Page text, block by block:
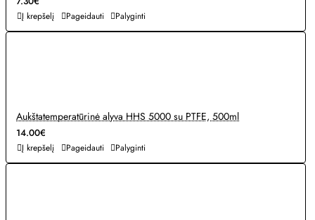
Į krepšelį Pageidauti Palyginti
Aukštatemperatūrinė alyva HHS 5000 su PTFE, 500ml
14.00€
Į krepšelį Pageidauti Palyginti